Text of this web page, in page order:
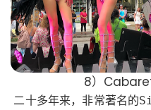
8）
二十多年来，非常著名